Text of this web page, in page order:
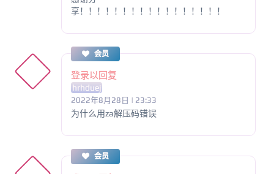
享！！！！！！！！！！！！！！！！！
会员
登录以回复
hrhduej
2022年8月28日 | 23:33
为什么用za解压码错误
会员